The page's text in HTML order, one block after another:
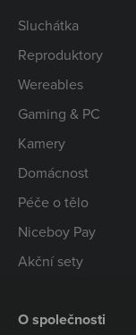
Sluchátka
Reproduktory
Wereables
Gaming & PC
Kamery
Domácnost
Péče o tělo
Niceboy Pay
Akční sety
O společnosti